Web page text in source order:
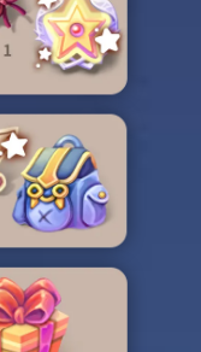
称号交換チケット‧
ッグ×1 高級装備強化の書